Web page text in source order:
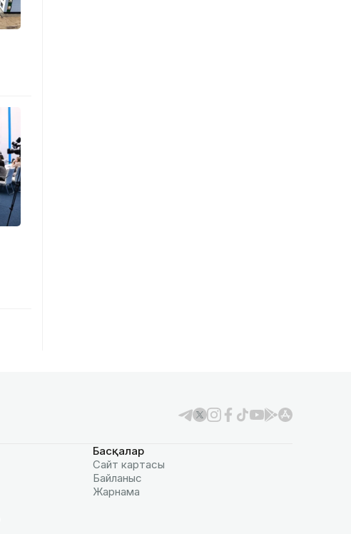
Басқалар
Сайт картасы
Байланыс
Жарнама